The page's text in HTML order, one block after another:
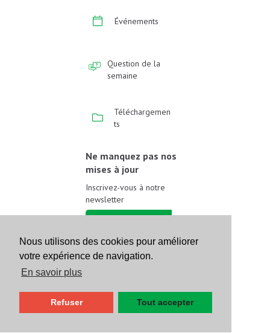
Nous utilisons des cookies pour améliorer
votre expérience de navigation.
En savoir plus
Refuser Tout accepter
Événements
Question de la
semaine
Téléchargemen
ts
Ne manquez pas nos
mises à jour
Inscrivez-vous à notre
newsletter
Suivez-nous sur les